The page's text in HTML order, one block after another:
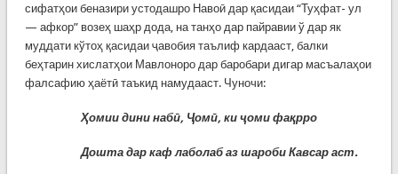
сифатҳои беназири устодашро Навоӣ дар қасидаи “Туҳфат- ул
— афкор” возеҳ шаҳр дода, на танҳо дар пайравии ў дар як
муддати кўтоҳ қасидаи ҷавобия таълиф кардааст, балки
беҳтарин хислатҳои Мавлоноро дар баробари дигар масъалаҳои
фалсафию ҳаётӣ таъкид намудааст. Чуночи:
Ҳомии дини набӣ, Ҷомӣ, ки ҷоми фақрро
Дошта дар каф лаболаб аз шароби Кавсар аст.